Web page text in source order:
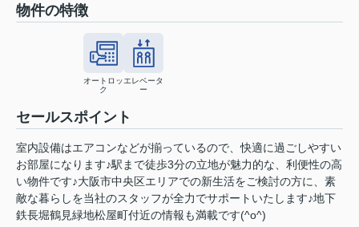
物件の特徴
オートロッ
ク
エレベータ
ー
セールスポイント
室内設備はエアコンなどが揃っているので、快適に過ごしやすい
お部屋になります♪駅まで徒歩3分の立地が魅力的な、利便性の高
い物件です♪大阪市中央区エリアでの新生活をご検討の方に、素
敵な暮らしを当社のスタッフが全力でサポートいたします♪地下
鉄長堀鶴見緑地松屋町付近の情報も満載です(^o^)